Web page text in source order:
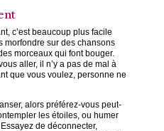
c’est beaucoup plus facile
morfondre sur des chansons
morceaux qui font bouger.
aller, il n’y a pas de mal à
que vous voulez, personne ne
alors préférez-vous peut-
les étoiles, ou humer
de déconnecter,